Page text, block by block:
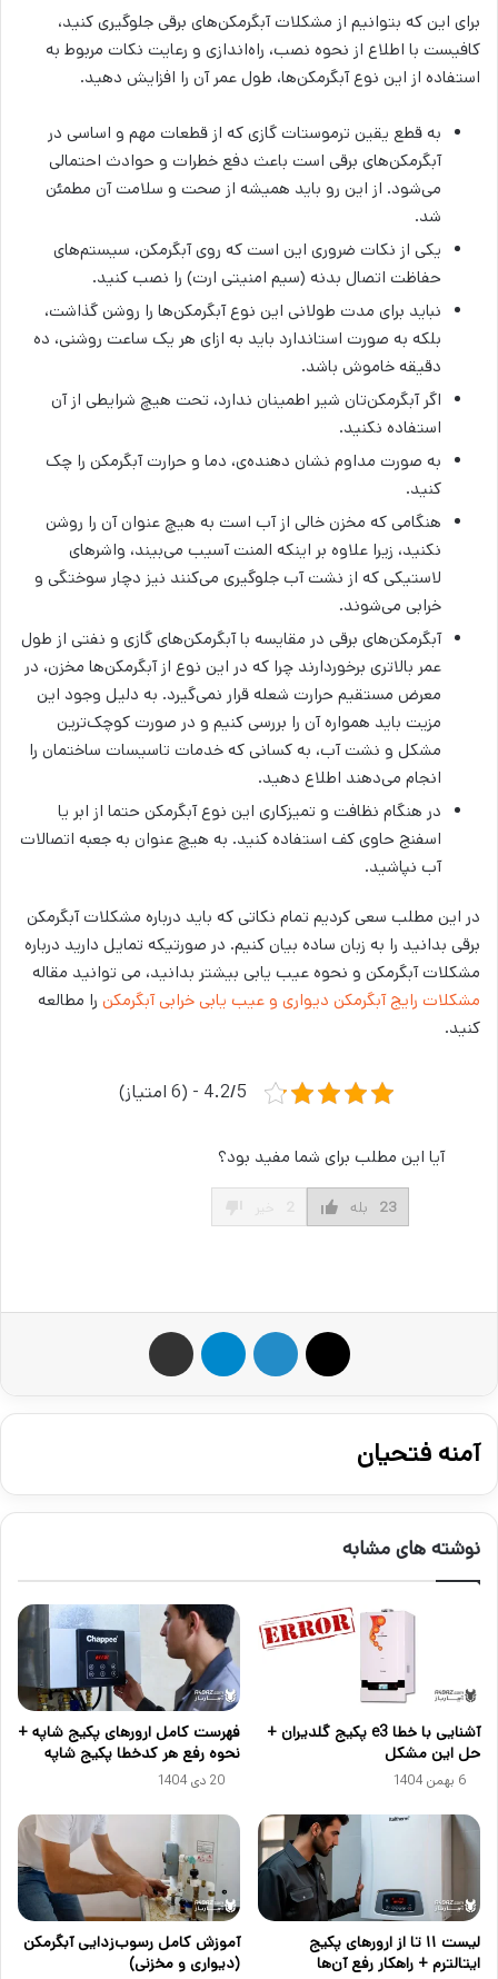
برای این که بتوانیم از مشکلات آبگرمکن‌های برقی جلوگیری کنید،
کافیست با اطلاع از نحوه نصب، راه‌اندازی و رعایت نکات مربوط به
استفاده از این نوع آبگرمکن‌ها، طول عمر آن را افزایش دهید.
به قطع یقین ترموستات گازی که از قطعات مهم و اساسی در
آبگرمکن‌های برقی است باعث دفع خطرات و حوادث احتمالی
می‌شود. از این رو باید همیشه از صحت و سلامت آن مطمئن
شد.
یکی از نکات ضروری این است که روی آبگرمکن، سیستم‌های
حفاظت اتصال بدنه (سیم امنیتی ارت) را نصب کنید.
نباید برای مدت طولانی این نوع آبگرمکن‌ها را روشن گذاشت،
بلکه به صورت استاندارد باید به ازای هر یک ساعت روشنی، ده
دقیقه خاموش باشد.
اگر آبگرمکن‌تان شیر اطمینان ندارد، تحت هیچ شرایطی از آن
استفاده نکنید.
به صورت مداوم نشان دهنده‌ی، دما و حرارت آبگرمکن را چک
کنید.
هنگامی که مخزن خالی از آب است به هیچ عنوان آن را روشن
نکنید، زیرا علاوه بر اینکه المنت آسیب می‌بیند، واشرهای
لاستیکی که از نشت آب جلوگیری می‌کنند نیز دچار سوختگی و
خرابی می‌شوند.
آبگرمکن‌های برقی در مقایسه با آبگرمکن‌های گازی و نفتی از طول
عمر بالاتری برخوردارند چرا که در این نوع از آبگرمکن‌ها مخزن، در
معرض مستقیم حرارت شعله قرار نمی‌گیرد. به دلیل وجود این
مزیت باید همواره آن را بررسی کنیم و در صورت کوچک‌ترین
مشکل و نشت آب، به کسانی که خدمات تاسیسات ساختمان را
انجام می‌دهند اطلاع دهید.
در هنگام نظافت و تمیزکاری این نوع آبگرمکن حتما از ابر یا
اسفنج حاوی کف استفاده کنید. به هیچ عنوان به جعبه اتصالات
آب نپاشید.
در این مطلب سعی کردیم تمام نکاتی که باید درباره مشکلات آبگرمکن
برقی بدانید را به زبان ساده بیان کنیم. در صورتیکه تمایل دارید درباره
مشکلات آبگرمکن و نحوه عیب یابی بیشتر بدانید، می توانید مقاله
مشکلات رایج آبگرمکن دیواری و عیب یابی خرابی آبگرمکن را مطالعه
کنید.
4.2/5 - (6 امتیاز)
آیا این مطلب برای شما مفید بود؟
بله 23
لینکدین تلگرام
آمنه فتحیان
نوشته های مشابه
آشنایی با خطا e3 پکیج گلدیران +
حل این مشکل
6 بهمن 1404
فهرست کامل ارورهای پکیج شاپه +
نحوه رفع هر کدخطا پکیج شاپه
20 دی 1404
لیست ۱۱ تا از ارورهای پکیج
ایتالترم + راهکار رفع آن‌ها
آموزش کامل رسوب‌زدایی آبگرمکن
(دیواری و مخزنی)